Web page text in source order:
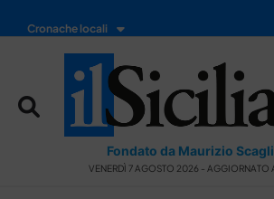
Cronache locali
Fondato da Maurizio
VENERDÌ 7 AGOSTO 2026 - AGGIORNATO